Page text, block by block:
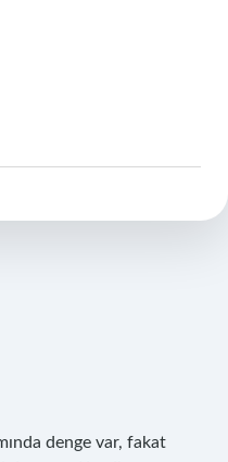
denge var, fakat